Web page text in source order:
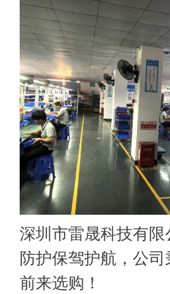
深圳市雷晟科技有
防护保驾护航，公
前来选购！